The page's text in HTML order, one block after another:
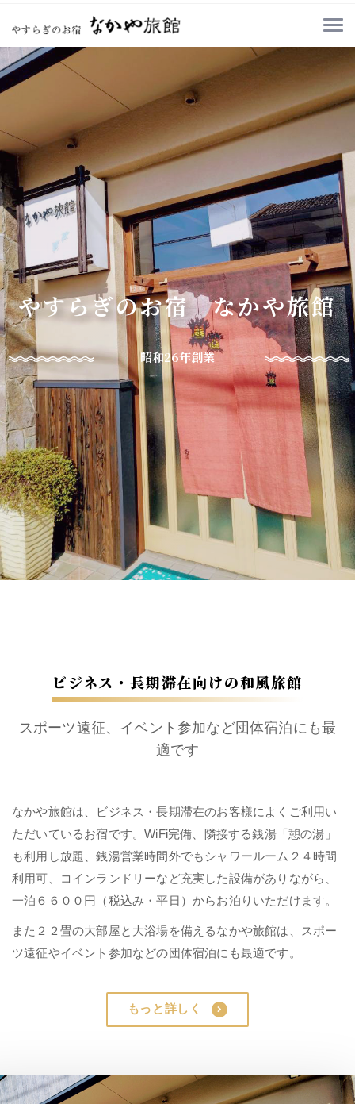
やすらぎのお宿 なかや旅館
昭和26年創業
ビジネス・長期滞在向けの和風旅館
スポーツ遠征、イベント参加など団体宿泊にも最
適です
なかや旅館は、ビジネス・長期滞在のお客様によくご利用い
ただいているお宿です。WiFi完備、隣接する銭湯「憩の湯」
も利用し放題、銭湯営業時間外でもシャワールーム２４時間
利用可、コインランドリーなど充実した設備がありながら、
一泊６６００円（税込み・平日）からお泊りいただけます。
また２２畳の大部屋と大浴場を備えるなかや旅館は、スポー
ツ遠征やイベント参加などの団体宿泊にも最適です。
もっと詳しく